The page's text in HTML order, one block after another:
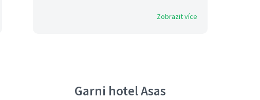
Zobrazit více
Garni hotel Asas